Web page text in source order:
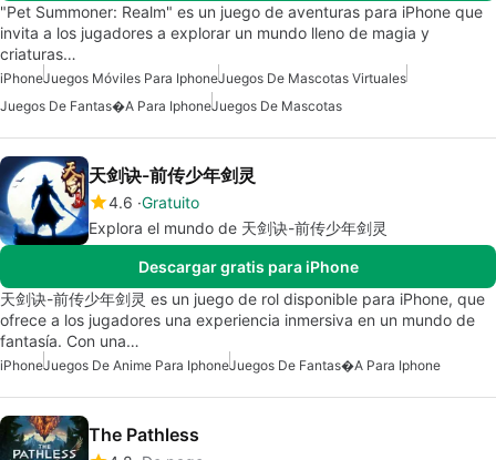
"Pet Summoner: Realm" es un juego de aventuras para iPhone que
invita a los jugadores a explorar un mundo lleno de magia y
criaturas…
iPhoneJuegos Móviles Para IphoneJuegos De Mascotas Virtuales
Juegos De Fantas�a Para IphoneJuegos De Mascotas
天剑诀-前传少年剑灵
4.6 Gratuito
Explora el mundo de 天剑诀-前传少年剑灵
Descargar gratis para iPhone
天剑诀-前传少年剑灵 es un juego de rol disponible para iPhone, que
ofrece a los jugadores una experiencia inmersiva en un mundo de
fantasía. Con una…
iPhoneJuegos De Anime Para IphoneJuegos De Fantas�a Para Iphone
The Pathless